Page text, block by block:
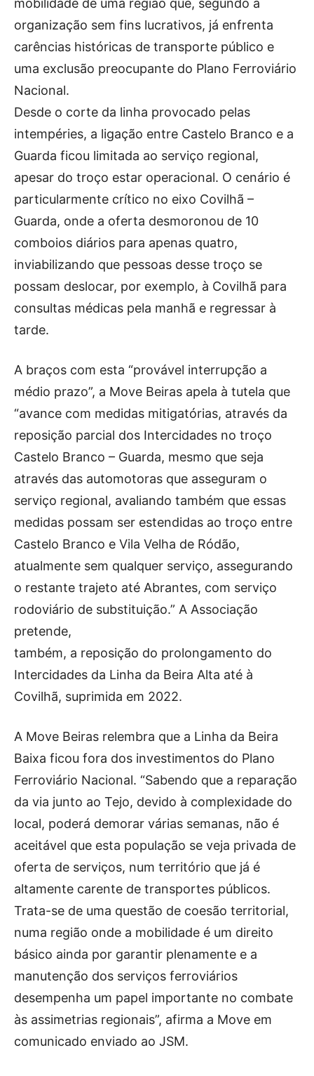
Tel. 238 310 090 (chamada para a rede fixa nacional)
E-mail: jornalsantamarinha@gmail.com
Facebook Instagram Youtube
Estatuto editorial
Ficha Técnica
mobilidade de uma região que, segundo a
organização sem fins lucrativos, já enfrenta
carências históricas de transporte público e
uma exclusão preocupante do Plano Ferroviário
Nacional.
Desde o corte da linha provocado pelas
intempéries, a ligação entre Castelo Branco e a
Guarda ficou limitada ao serviço regional,
apesar do troço estar operacional. O cenário é
particularmente crítico no eixo Covilhã –
Guarda, onde a oferta desmoronou de 10
comboios diários para apenas quatro,
inviabilizando que pessoas desse troço se
possam deslocar, por exemplo, à Covilhã para
consultas médicas pela manhã e regressar à
tarde.
A braços com esta “provável interrupção a
médio prazo”, a Move Beiras apela à tutela que
“avance com medidas mitigatórias, através da
reposição parcial dos Intercidades no troço
Castelo Branco – Guarda, mesmo que seja
através das automotoras que asseguram o
serviço regional, avaliando também que essas
medidas possam ser estendidas ao troço entre
Castelo Branco e Vila Velha de Ródão,
atualmente sem qualquer serviço, assegurando
o restante trajeto até Abrantes, com serviço
rodoviário de substituição.” A Associação
pretende,
também, a reposição do prolongamento do
Intercidades da Linha da Beira Alta até à
Covilhã, suprimida em 2022.
A Move Beiras relembra que a Linha da Beira
Baixa ficou fora dos investimentos do Plano
Ferroviário Nacional. “Sabendo que a reparação
da via junto ao Tejo, devido à complexidade do
local, poderá demorar várias semanas, não é
aceitável que esta população se veja privada de
oferta de serviços, num território que já é
altamente carente de transportes públicos.
Trata-se de uma questão de coesão territorial,
numa região onde a mobilidade é um direito
básico ainda por garantir plenamente e a
manutenção dos serviços ferroviários
desempenha um papel importante no combate
às assimetrias regionais”, afirma a Move em
comunicado enviado ao JSM.